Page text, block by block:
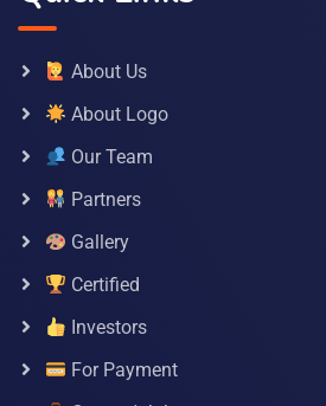
About Us
About Logo
Our Team
Partners
Gallery
Certified
Investors
For Payment